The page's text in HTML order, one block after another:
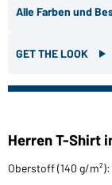
Alle Farben und
GET THE LOOK
Herren T-Shirt
Oberstoff (140 g/